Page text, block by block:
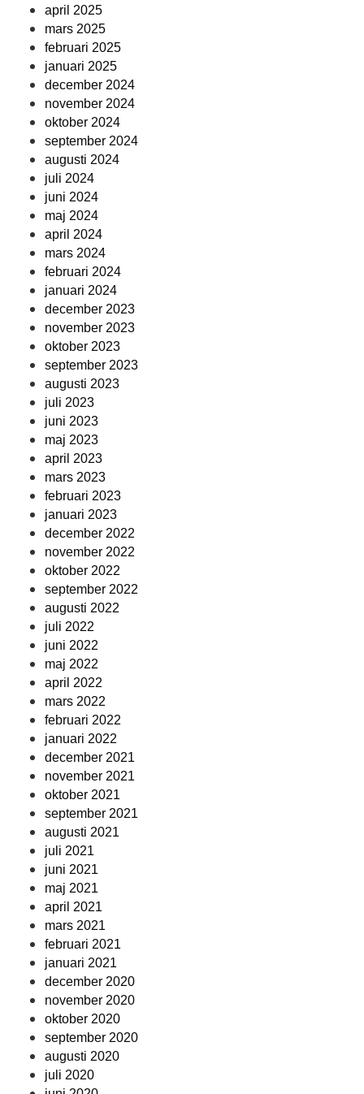
april 2025
mars 2025
februari 2025
januari 2025
december 2024
november 2024
oktober 2024
september 2024
augusti 2024
juli 2024
juni 2024
maj 2024
april 2024
mars 2024
februari 2024
januari 2024
december 2023
november 2023
oktober 2023
september 2023
augusti 2023
juli 2023
juni 2023
maj 2023
april 2023
mars 2023
februari 2023
januari 2023
december 2022
november 2022
oktober 2022
september 2022
augusti 2022
juli 2022
juni 2022
maj 2022
april 2022
mars 2022
februari 2022
januari 2022
december 2021
november 2021
oktober 2021
september 2021
augusti 2021
juli 2021
juni 2021
maj 2021
april 2021
mars 2021
februari 2021
januari 2021
december 2020
november 2020
oktober 2020
september 2020
augusti 2020
juli 2020